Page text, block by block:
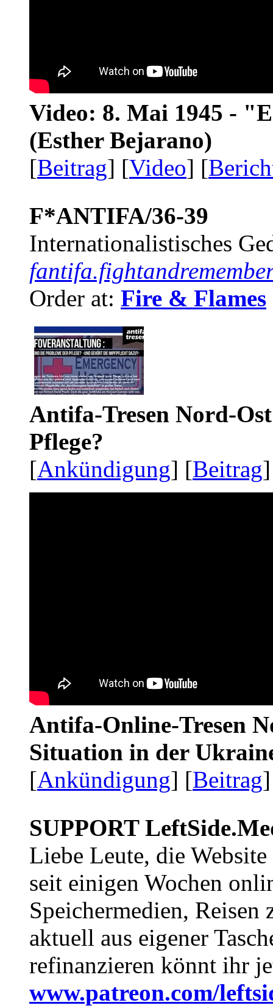
Video: 8. Mai 1945 -
(Esther Bejarano)
[Beitrag] [Video] [
F*ANTIFA/36-39
Internationalistisches
Order at: Fire & Flames
Antifa-Tresen Nord-
Pflege?
[Ankündigung] [Beitrag
Antifa-Online-Tresen
Situation in der
[Ankündigung] [Beitrag
SUPPORT
Liebe Leute, die Website
seit einigen Wochen
Speichermedien, Reisen
aktuell aus eigener
refinanzieren könnt ihr
www.patreon.com/